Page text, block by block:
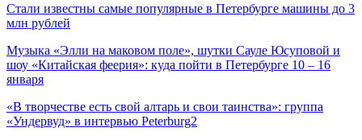
Стали известны самые популярные в Петербурге машины до 3
млн рублей
Музыка «Элли на маковом поле», шутки Сауле Юсуповой и
шоу «Китайская феерия»: куда пойти в Петербурге 10 – 16
января
«В творчестве есть свой алтарь и свои таинства»: группа
«Ундервуд» в интервью Peterburg2